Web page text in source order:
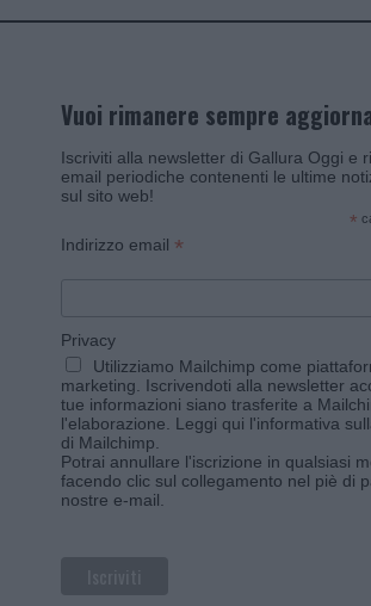
Vuoi rimanere sempre
Iscriviti alla newsletter di Gallura Oggi e
email periodiche contenenti le ultime
sul sito web!
*
Indirizzo email *
Privacy
Utilizziamo Mailchimp come
marketing. Iscrivendoti alla newsletter
tue informazioni siano trasferite a
l'elaborazione. Leggi qui l'informativa
di Mailchimp
Potrai annullare l'iscrizione in qualsiasi
facendo clic sul collegamento nel piè di
nostre e-mail.